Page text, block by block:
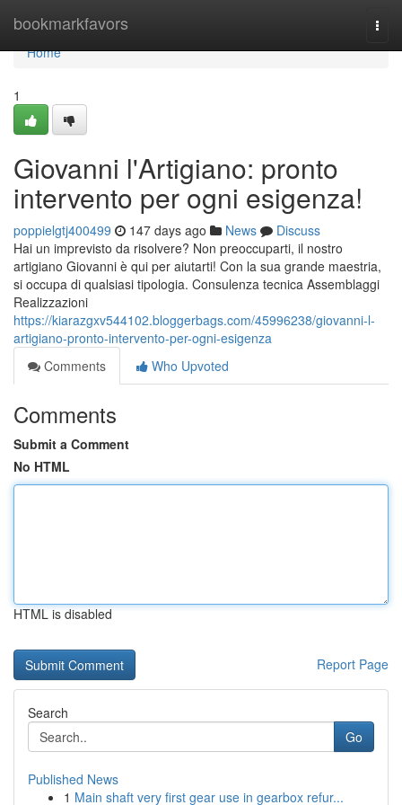
bookmarkfavors
Home
Home
1
Giovanni l'Artigiano: pronto
intervento per ogni esigenza!
poppielgtj400499 147 days ago News
Discuss
Hai un imprevisto da risolvere? Non preoccuparti, il nostro
artigiano Giovanni è qui per aiutarti! Con la sua grande maestria,
si occupa di qualsiasi tipologia. Consulenza tecnica Assemblaggi
Realizzazioni
https://kiarazgxv544102.bloggerbags.com/45996238/giovanni-l-
artigiano-pronto-intervento-per-ogni-esigenza
Comments
Who Upvoted
Comments
Submit a Comment
No HTML
HTML is disabled
Report Page
Search
Go
Published News
1 Main shaft very first gear use in gearbox refur...